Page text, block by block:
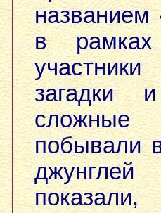
названием
в рамках
загадки
побывали